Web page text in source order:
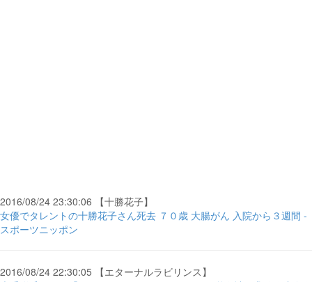
2016/08/24 23:30:06 【十勝花子】
女優でタレントの十勝花子さん死去 ７０歳 大腸がん 入院から３週間 -
スポーツニッポン
2016/08/24 22:30:05 【エターナルラビリンス】